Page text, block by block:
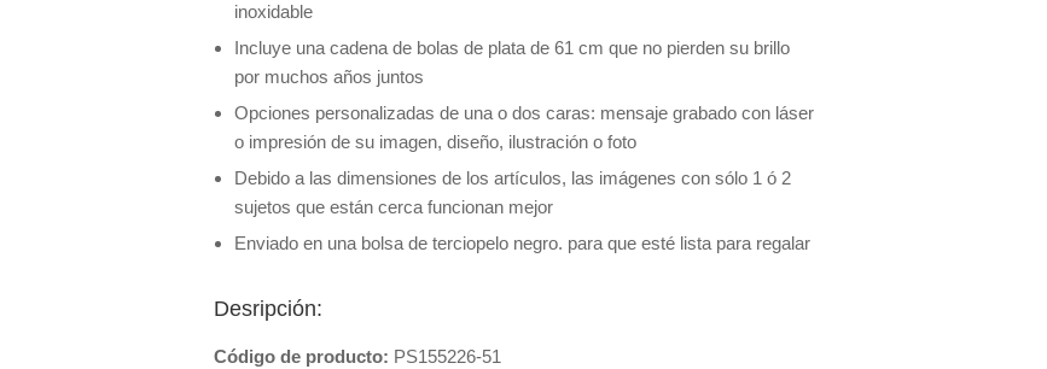
inoxidable
Incluye una cadena de bolas de plata de 61 cm que no pierden su brillo
por muchos años juntos
Opciones personalizadas de una o dos caras: mensaje grabado con láser
o impresión de su imagen, diseño, ilustración o foto
Debido a las dimensiones de los artículos, las imágenes con sólo 1 ó 2
sujetos que están cerca funcionan mejor
Enviado en una bolsa de terciopelo negro. para que esté lista para regalar
Desripción:
Código de producto: PS155226-51